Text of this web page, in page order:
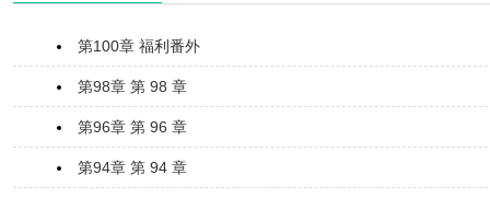
第100章 福利番外
第98章 第 98 章
第96章 第 96 章
第94章 第 94 章